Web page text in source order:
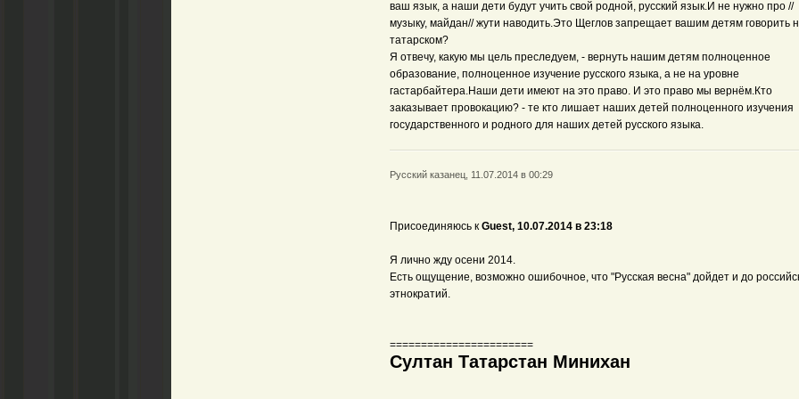
ваш язык, а наши дети будут учить свой родной, русский язык.И не нужно про //
музыку, майдан// жути наводить.Это Щеглов запрещает вашим детям говорить
татарском?
Я отвечу, какую мы цель преследуем, - вернуть нашим детям полноценное
образование, полноценное изучение русского языка, а не на уровне
гастарбайтера.Наши дети имеют на это право. И это право мы вернём.Кто
заказывает провокацию? - те кто лишает наших детей полноценного изучения
государственного и родного для наших детей русского языка.
Русский казанец, 11.07.2014 в 00:29
Присоединяюсь к Guest, 10.07.2014 в 23:18
Я лично жду осени 2014.
Есть ощущение, возможно ошибочное, что "Русская весна" дойдет и до
этнократий.
=======================
Султан Татарстан Минихан